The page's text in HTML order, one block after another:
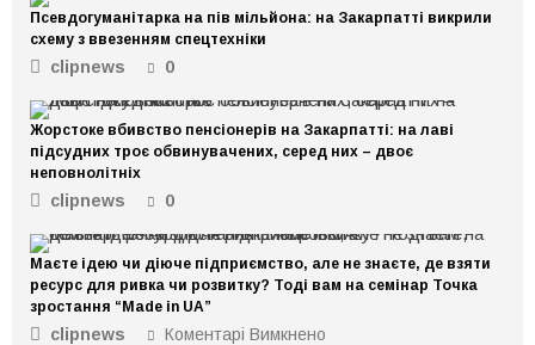
Псевдогуманітарка на пів мільйона: на Закарпатті викрили
схему з ввезенням спецтехніки
clipnews 0
Жорстоке вбивство пенсіонерів на Закарпатті: на лаві
підсудних троє обвинувачених, серед них – двоє
неповнолітніх
clipnews 0
Маєте ідею чи діюче підприємство, але не знаєте, де взяти
ресурс для ривка чи розвитку? Тоді вам на семінар Точка
зростання “Made in UA”
clipnews Коментарі Вимкнено